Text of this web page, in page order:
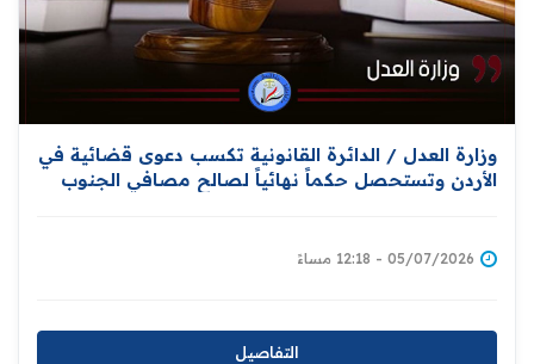
وزارة العدل / الدائرة القانونية تكسب دعوى قضائية في
الأردن وتستحصل حكماً نهائياً لصالح مصافي الجنوب
05/07/2026 - 12:18 مساءً
التفاصيل